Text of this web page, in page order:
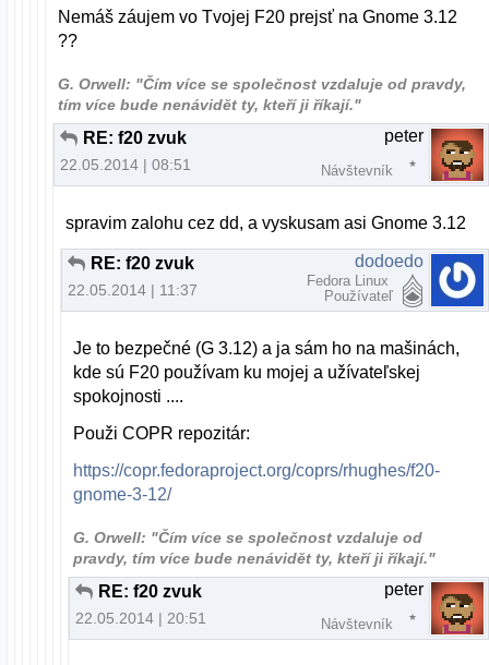
Nemáš záujem vo Tvojej F20 prejsť na Gnome 3.12
??
G. Orwell: "Čím více se společnost vzdaluje od pravdy,
tím více bude nenávidět ty, kteří ji říkají."
RE: f20 zvuk
22.05.2014 | 08:51
peter
Návštevník
spravim zalohu cez dd, a vyskusam asiGnome 3.12
RE: f20 zvuk
22.05.2014 | 11:37
dodoedo
Fedora Linux
Používateľ
Je to bezpečné (G 3.12) a ja sám ho na mašinách,
kde sú F20 používam ku mojej a užívateľskej
spokojnosti ....
Použi COPR repozitár:
https://copr.fedoraproject.org/coprs/rhughes/f20-
gnome-3-12/
G. Orwell: "Čím více se společnost vzdaluje od
pravdy, tím více bude nenávidět ty, kteří ji říkají."
RE: f20 zvuk
22.05.2014 | 20:51
peter
Návštevník